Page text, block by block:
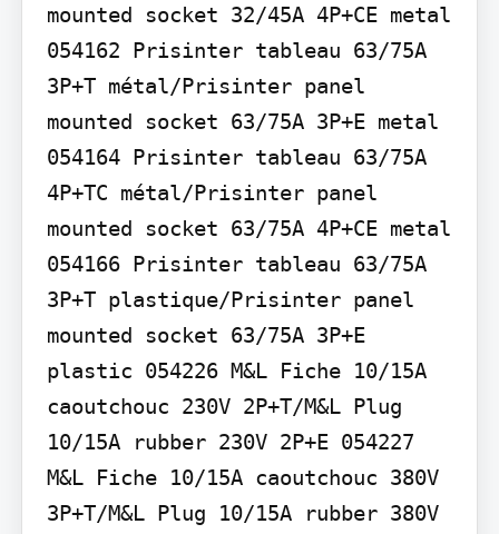
mounted socket 32/45A 4P+CE metal
054162 Prisinter tableau 63/75A
3P+T métal/Prisinter panel
mounted socket 63/75A 3P+E metal
054164 Prisinter tableau 63/75A
4P+TC métal/Prisinter panel
mounted socket 63/75A 4P+CE metal
054166 Prisinter tableau 63/75A
3P+T plastique/Prisinter panel
mounted socket 63/75A 3P+E
plastic 054226 M&L Fiche 10/15A
caoutchouc 230V 2P+T/M&L Plug
10/15A rubber 230V 2P+E 054227
M&L Fiche 10/15A caoutchouc 380V
3P+T/M&L Plug 10/15A rubber 380V